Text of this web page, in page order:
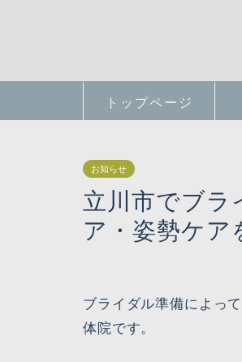
トップページ
お知らせ
立川市でブラ
ア・姿勢ケ
ブライダル準備によっ
体院です。